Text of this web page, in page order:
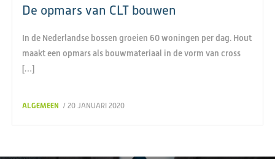
De opmars van CLT bouwen
In de Nederlandse bossen groeien 60 woningen per dag. Hout
maakt een opmars als bouwmateriaal in de vorm van cross
[…]
ALGEMEEN / 20 JANUARI 2020